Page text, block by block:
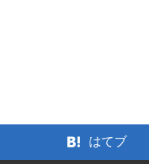
はてブ